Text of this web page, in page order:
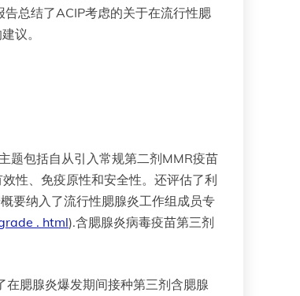
总结了ACIP考虑的关于在流行性腮
议。
题包括自从引入常规第二剂MMR疫苗
性、免疫原性和安全性。还评估了利
要纳入了流行性腮腺炎工作组成员专
. html).含腮腺炎病毒疫苗第三剂
腮腺炎爆发期间接种第三剂含腮腺